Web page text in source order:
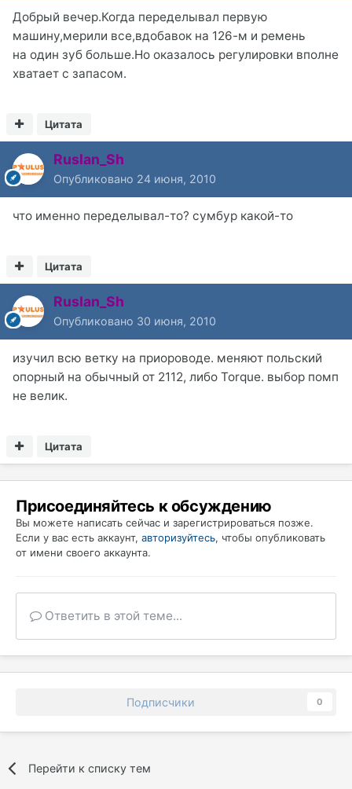
Добрый вечер.Когда переделывал первую
машину,мерили все,вдобавок на 126-м и ремень
на один зуб больше.Но оказалось регулировки вполне
хватает с запасом.
Цитата
Ruslan_Sh
Опубликовано 24 июня, 2010
что именно переделывал-то? сумбур какой-то
Цитата
Ruslan_Sh
Опубликовано 30 июня, 2010
изучил всю ветку на приороводе. меняют польский
опорный на обычный от 2112, либо Torque. выбор помп
не велик.
Цитата
Присоединяйтесь к обсуждению
Вы можете написать сейчас и зарегистрироваться позже.
Если у вас есть аккаунт, авторизуйтесь, чтобы опубликовать
от имени своего аккаунта.
Ответить в этой теме...
Подписчики 0
Перейти к списку тем